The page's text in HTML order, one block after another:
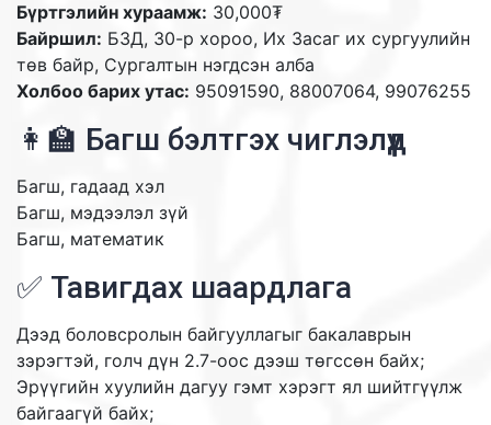
Бүртгэлийн хураамж: 30,000₮
Байршил: БЗД, 30-р хороо, Их Засаг их сургуулийн
төв байр, Сургалтын нэгдсэн алба
Холбоо барих утас: 95091590, 88007064, 99076255
👩‍🏫 Багш бэлтгэх чиглэлүүд
Багш, гадаад хэл
Багш, мэдээлэл зүй
Багш, математик
✅ Тавигдах шаардлага
Дээд боловсролын байгууллагыг бакалаврын
зэрэгтэй, голч дүн 2.7-оос дээш төгссөн байх;
Эрүүгийн хуулийн дагуу гэмт хэрэгт ял шийтгүүлж
байгаагүй байх;